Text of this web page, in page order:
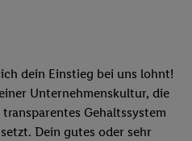
dein Einstieg bei uns lohnt!
Unternehmenskultur, die
Gehaltssystem
Dein gutes oder sehr